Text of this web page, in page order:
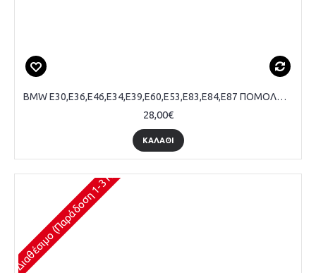
BMW E30,E36,E46,E34,E39,E60,E53,E83,E84,E87 ΠΟΜΟΛΟ ΛΕΒΙΕ ΤΑΧΥΤΗΤΩΝ "M", 5 ΤΑΧΥΤΗΤΕΣ, ΑΣΗΜΙ
28,00€
ΚΑΛΆΘΙ
Διαθέσιμο (Παράδοση 1-3 Ημέρες)